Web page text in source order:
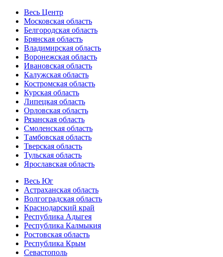
Весь Центр
Московская область
Белгородская область
Брянская область
Владимирская область
Воронежская область
Ивановская область
Калужская область
Костромская область
Курская область
Липецкая область
Орловская область
Рязанская область
Смоленская область
Тамбовская область
Тверская область
Тульская область
Ярославская область
Весь Юг
Астраханская область
Волгоградская область
Краснодарский край
Республика Адыгея
Республика Калмыкия
Ростовская область
Республика Крым
Севастополь